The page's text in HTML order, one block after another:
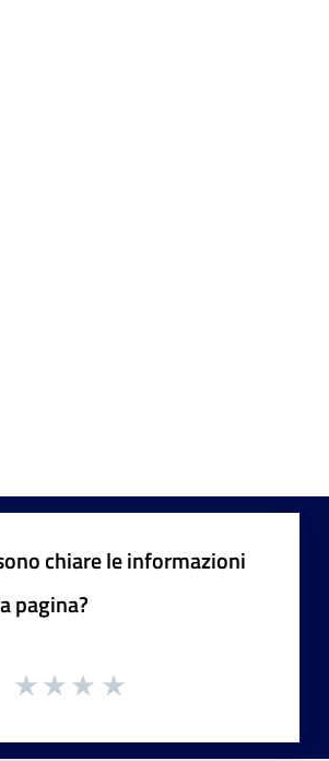
chiare le informazioni
pagina?